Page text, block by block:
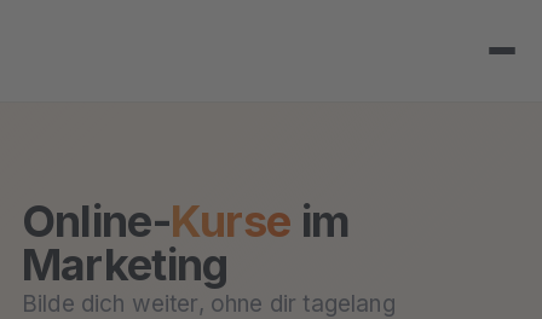
Online-Kurse im
Marketing
Bilde dich weiter, ohne dir tagelang